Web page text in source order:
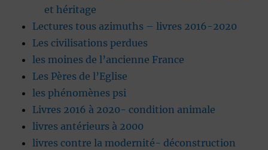
et héritage
Lectures tous azimuths – livres 2016-2020
Les civilisations perdues
les moines de l’ancienne France
Les Pères de l’Eglise
les phénomènes psi
Livres 2016 à 2020- condition animale
livres antérieurs à 2000
livres contre la modernité- déconstruction